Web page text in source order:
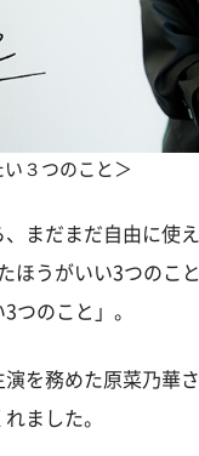
３つのこと＞
まだまだ自由に使
ほうがいい3つのこ
つのこと」。
を務めた原菜乃華
ました。